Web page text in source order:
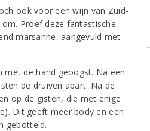
ook voor een wijn van Zuid-
Proef deze fantastische
marsanne, aangevuld met
met de hand geoogst. Na een
de druiven apart. Na de
op de gisten, die met enige
Dit geeft meer body en een
gebotteld.